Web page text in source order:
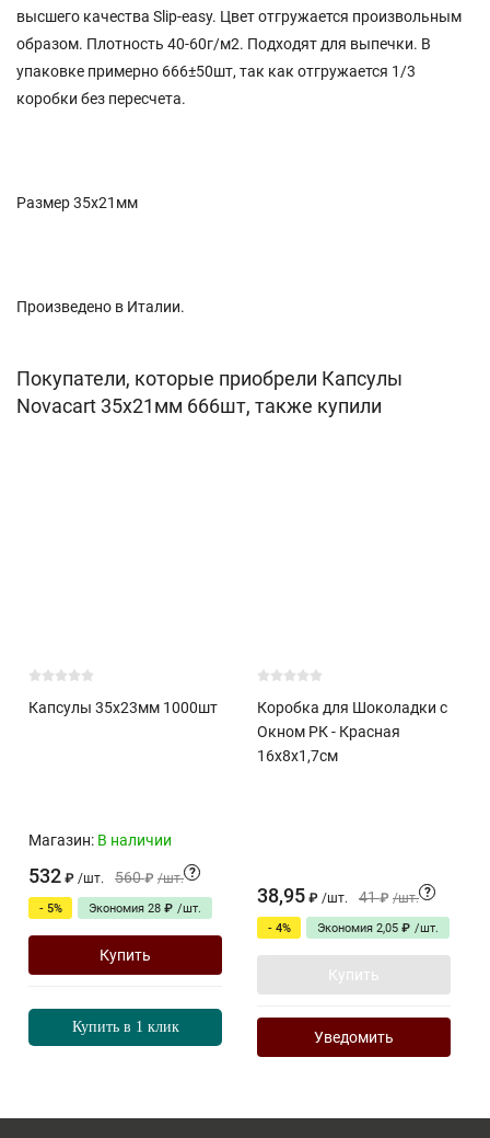
высшего качества Slip-easy. Цвет отгружается произвольным
образом. Плотность 40-60г/м2. Подходят для выпечки. В
упаковке примерно 666±50шт, так как отгружается 1/3
коробки без пересчета.
Размер 35х21мм
Произведено в Италии.
Покупатели, которые приобрели Капсулы
Novacart 35х21мм 666шт, также купили
Капсулы 35х23мм 1000шт
Магазин: В наличии
532 ₽ /шт. 560 ₽ /шт. ?
- 5% Экономия 28 ₽ /шт.
Купить
Купить в 1 клик
Коробка для Шоколадки с
Окном РК - Красная
16х8х1,7см
38,95 ₽ /шт. 41 ₽ /шт. ?
- 4% Экономия 2,05 ₽ /шт.
Купить
Уведомить